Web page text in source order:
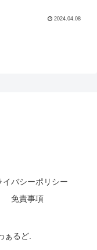
2024.04.08
イバシーポリシー
免責事項
ぁるど.